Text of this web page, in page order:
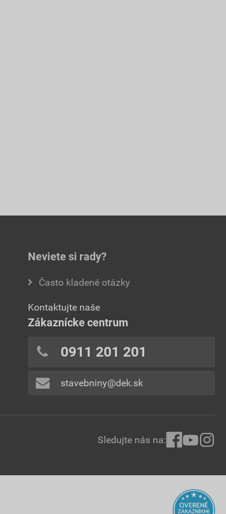
Neviete si rady?
Často kladené otázky
Kontaktujte naše
Zákaznícke centrum
0911 201 201
stavebniny@dek.sk
Sledujte nás na: